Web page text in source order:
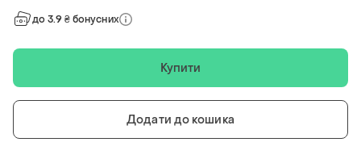
до 3.9 ₴ бонусних
Купити
Додати до кошика